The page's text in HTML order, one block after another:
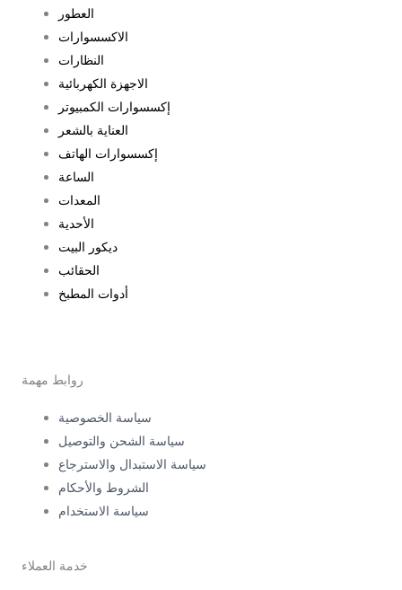
العطور
الاكسسوارات
النظارات
الاجهزة الكهربائية
إكسسوارات الكمبيوتر
العناية بالشعر
إكسسوارات الهاتف
الساعة
المعدات
الأحدية
ديكور البيت
الحقائب
أدوات المطبخ
روابط مهمة
سياسة الخصوصية
سياسة الشحن والتوصيل
سياسة الاستبدال والاسترجاع
الشروط والأحكام
سياسة الاستخدام
خدمة العملاء